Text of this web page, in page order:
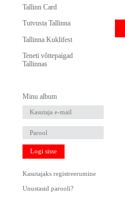
Tallinn Card
Tutvusta Tallinna
Tallinna Kuklifest
Teneti võttepaigad
Tallinnas
Minu album
Logi sisse
Kasutajaks registreerumine
Unustasid parooli?